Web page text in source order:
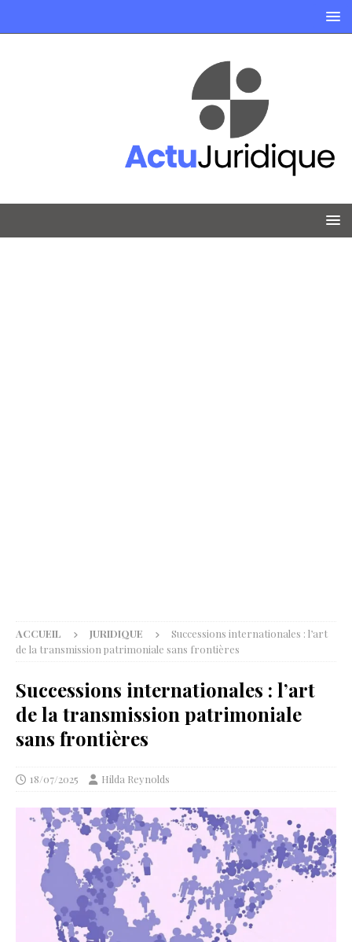
ACCUEIL JURIDIQUE
Successions internationales : l’art
de la transmission patrimoniale sans frontières
Successions internationales : l’art
de la transmission patrimoniale
sans frontières
18/07/2025 Hilda Reynolds